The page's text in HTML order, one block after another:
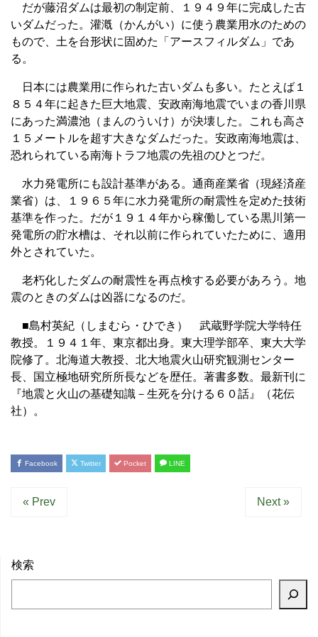
だが藤沼ダムは最初の制定前、１９４９年に完成した古
いダムだった。灌漑（かんがい）に使う農業用水のための
もので、土を台形状に固めた「アースフィルダム」であ
る。
日本には農業用に作られた古いダムも多い。たとえば１
８５４年に起きた巨大地震、安政南海地震でいまの香川県
にあった満濃池（まんのういけ）が決壊した。これも高さ
１５メートルを超す大きなダムだった。安政南海地震は、
恐れられている南海トラフ地震の先祖のひとつだ。
水力発電所にも設計基準がある。通商産業省（現経済産
業省）は、１９６５年に水力発電所の耐震性を定めた技術
基準を作った。だが１９１４年から稼働している黒川第一
発電所の貯水槽は、それ以前に作られていたために、適用
外とされていた。
老朽化したダムの耐震性を再点検する必要があろう。地
震のときのダムは凶器になるのだ。
■島村英紀（しまむら・ひでき） 武蔵野学院大学特任
教授。１９４１年、東京都出身。東大理学部卒、東大大学
院修了。北海道大教授、北大地震火山研究観測センター
長、国立極地研究所所長などを歴任。著書多数。最新刊に
『地震と火山の基礎知識－生死を分ける６０話』（花伝
社）。
Facebook Twitter Pocket LINE
« Prev Next »
検索